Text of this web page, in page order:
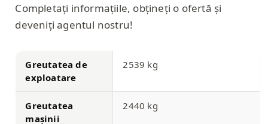
Completați informațiile, obțineți o ofertă și
deveniți agentul nostru!
Greutatea de
exploatare
2539 kg
Greutatea
mașinii
2440 kg